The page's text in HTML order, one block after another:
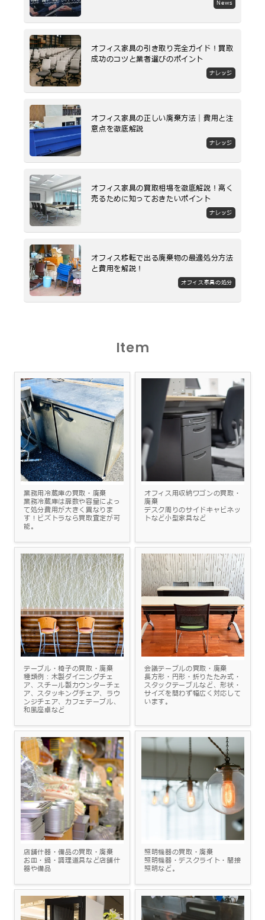
News
オフィス家具の引き取り完全ガイド！買取
成功のコツと業者選びのポイント
ナレッジ
オフィス家具の正しい廃棄方法｜費用と注
意点を徹底解説
ナレッジ
オフィス家具の買取相場を徹底解説！高く
売るために知っておきたいポイント
ナレッジ
オフィス移転で出る廃棄物の最適処分方法
と費用を解説！
オフィス家具の処分
Item
業務用冷蔵庫の買取・廃棄
業務冷蔵庫は扉数や容量によっ
て処分費用が大きく異なりま
す！ビズトラなら買取査定が可
能。
オフィス用収納ワゴンの買取・
廃棄
デスク周りのサイドキャビネッ
トなど小型家具など
テーブル・椅子の買取・廃棄
種類例：​木製ダイニングチェ
ア、スチール製カウンターチェ
ア、スタッキングチェア、ラウ
ンジチェア、カフェテーブル、
和風座卓など
会議テーブルの買取・廃棄
長方形・円形・折りたたみ式・
スタックテーブルなど、形状・
サイズを問わず幅広く対応して
います。
店舗什器・備品の買取・廃棄
お皿・鍋・調理道具など店舗什
器や備品
照明機器の買取・廃棄
照明機器・デスクライト・間接
照明など。